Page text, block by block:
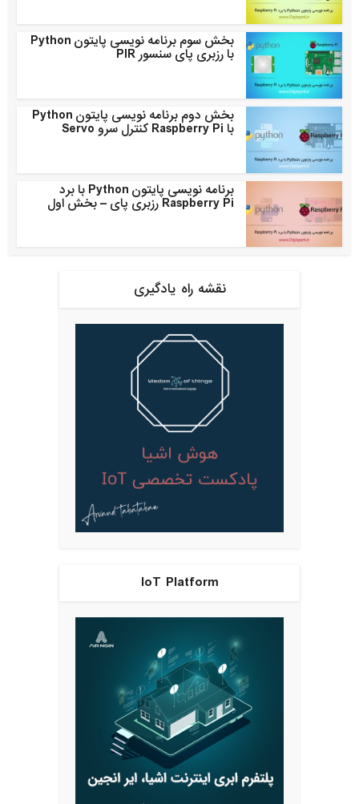
بخش سوم برنامه نویسی پایتون Python
با رزبری پای سنسور PIR
بخش دوم برنامه نویسی پایتون Python
با Raspberry Pi کنترل سرو Servo
برنامه نویسی پایتون Python با برد
Raspberry Pi رزبری پای – بخش اول
نقشه راه یادگیری
IoT Platform